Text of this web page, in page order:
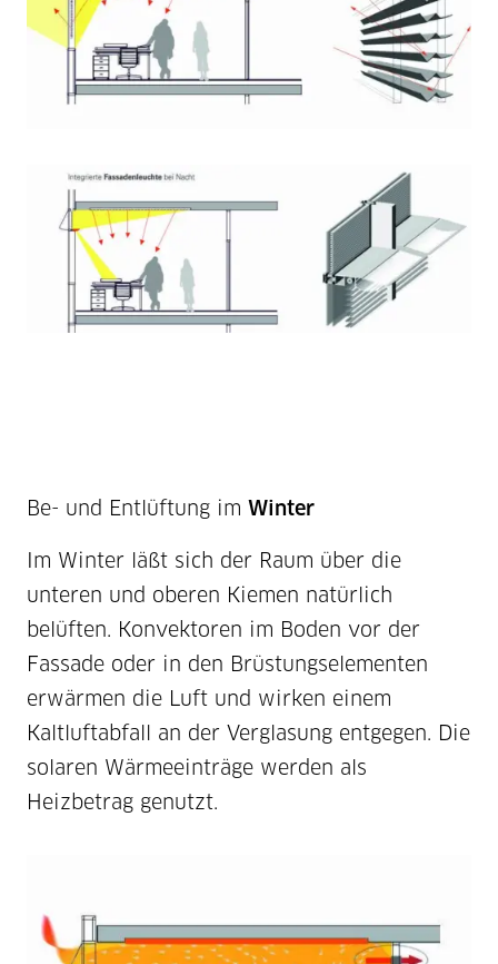
Be- und Entlüftung im Winter
Im Winter läßt sich der Raum über die
unteren und oberen Kiemen natürlich
belüften. Konvektoren im Boden vor der
Fassade oder in den Brüstungselementen
erwärmen die Luft und wirken einem
Kaltluftabfall an der Verglasung entgegen. Die
solaren Wärmeeinträge werden als
Heizbetrag genutzt.